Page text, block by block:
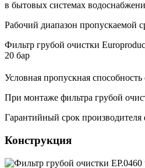
в бытовых системах
Рабочий диапазон пропускаемой
Фильтр грубой очистки
20 бар
Условная пропускная
При монтаже фильтра грубой
Гарантийный срок производителя
Конструкция